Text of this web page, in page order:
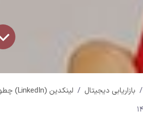
بازاریابی دیجیتال
لینکدین (LinkedIn) چطور می‌تواند به افزایش ترافیک وب‌سایت شما کمک کند